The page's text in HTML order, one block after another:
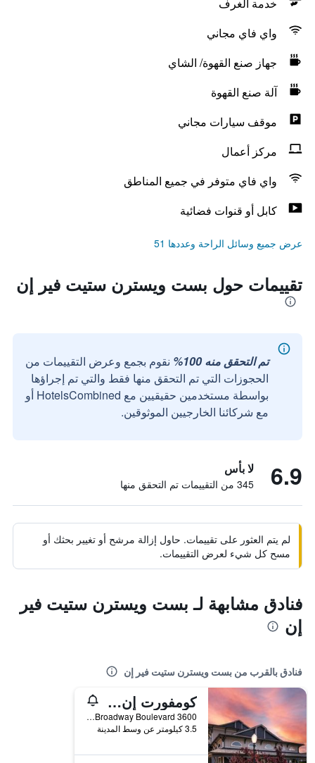
واي فاي مجاني
جهاز صنع القهوة/ الشاي
آلة صنع القهوة
موقف سيارات مجاني
مركز أعمال
واي فاي متوفر في جميع المناطق
كابل أو قنوات فضائية
عرض جميع وسائل الراحة وعددها 51
تقييمات حول بست ويسترن ستيت فير إن
تم التحقق منه 100%
نقوم بجمع وعرض التقييمات من
الحجوزات التي تم التحقق منها فقط والتي تم إجراؤها
بواسطة مستخدمين حقيقيين مع HotelsCombined أو
مع شركائنا الخارجيين الموثوقين.
6.9 لا بأس
345 من التقييمات تم التحقق منها
لم يتم العثور على تقييمات. حاول إزالة مرشح أو تغيير بحثك أو
مسح كل شيء لعرض التقييمات.
فنادق مشابهة لـ بست ويسترن ستيت فير
إن
فنادق بالقرب من بست ويسترن ستيت فير إن
كومفورت إن سيداليا ستيشن
3600 West Broadway Boulevard, سيداليا, MO, الولايات المتحدة الأميريكية
3.5 كيلومتر عن وسط المدينة